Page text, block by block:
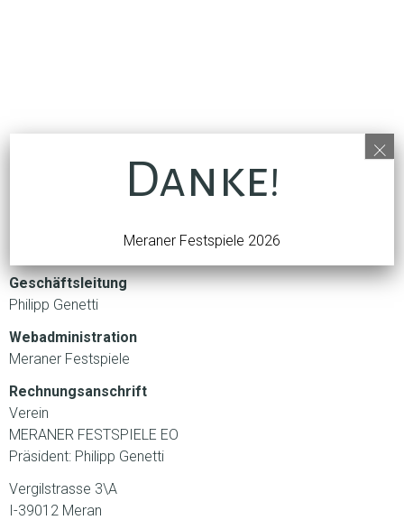
Geschäftsleitung
Philipp Genetti
Webadministration
Meraner Festspiele
Rechnungsanschrift
Verein
MERANER FESTSPIELE EO
Präsident: Philipp Genetti
Vergilstrasse 3\A
I-39012 Meran
Danke!
Meraner Festspiele 2026
×